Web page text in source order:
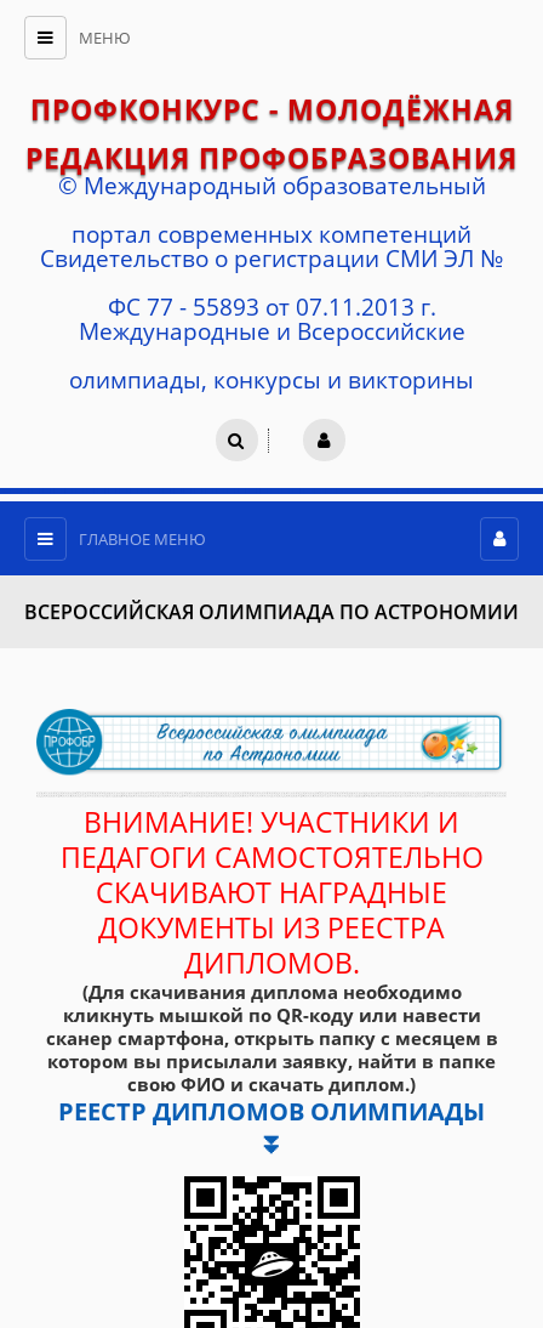
МЕНЮ
ПРОФКОНКУРС - МОЛОДЁЖНАЯ
РЕДАКЦИЯ ПРОФОБРАЗОВАНИЯ
© Международный образовательный
портал современных компетенций
Cвидетельство о регистрации СМИ ЭЛ №
ФС 77 - 55893 от 07.11.2013 г.
Международные и Всероссийские
олимпиады, конкурсы и викторины
ГЛАВНОЕ МЕНЮ
ВСЕРОССИЙСКАЯ ОЛИМПИАДА ПО АСТРОНОМИИ
ВНИМАНИЕ! УЧАСТНИКИ И
ПЕДАГОГИ САМОСТОЯТЕЛЬНО
СКАЧИВАЮТ НАГРАДНЫЕ
ДОКУМЕНТЫ ИЗ РЕЕСТРА
ДИПЛОМОВ.
(Для скачивания диплома необходимо
кликнуть мышкой по QR-коду или навести
сканер смартфона, открыть папку с месяцем в
котором вы присылали заявку, найти в папке
свою ФИО и скачать диплом.)
РЕЕСТР ДИПЛОМОВ ОЛИМПИАДЫ
⏬